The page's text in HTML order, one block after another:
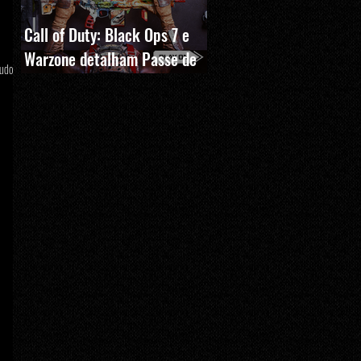
Call of Duty: Black Ops 7 e
Warzone detalham Passe de
recompensas da Temporada 5